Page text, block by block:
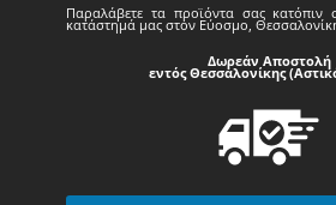
Παραλάβετε τα προϊόντα σας κατόπιν
κατάστημά μας στον Εύοσμο,
Δωρεάν Αποστολή
εντός Θεσσαλονίκης